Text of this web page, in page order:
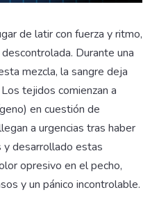
de latir con fuerza y ritmo,
Durante una
mezcla, la sangre deja
tejidos comienzan a
en cuestión de
a urgencias tras haber
desarrollado estas
opresivo en el pecho,
y un pánico incontrolable.